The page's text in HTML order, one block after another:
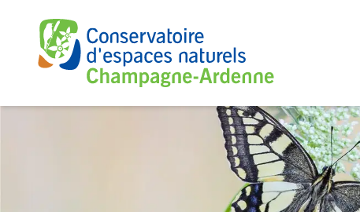
Logo du CENCA